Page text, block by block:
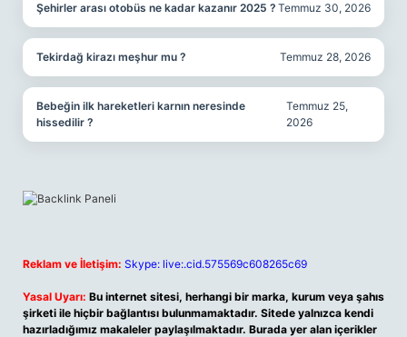
Şehirler arası otobüs ne kadar kazanır 2025 ? Temmuz 30, 2026
Tekirdağ kirazı meşhur mu ? Temmuz 28, 2026
Bebeğin ilk hareketleri karnın neresinde
hissedilir ?
Temmuz 25,
2026
Reklam ve İletişim: Skype: live:.cid.575569c608265c69
Yasal Uyarı: Bu internet sitesi, herhangi bir marka, kurum veya şahıs
şirketi ile hiçbir bağlantısı bulunmamaktadır. Sitede yalnızca kendi
hazırladığımız makaleler paylaşılmaktadır. Burada yer alan içerikler